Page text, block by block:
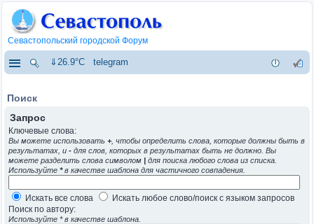
Севастопольский городской Форум
⇓26.9°C telegram
Поиск
Запрос
Ключевые слова:
Вы можете использовать +, чтобы определить слова, которые должны быть в
результатах, и - для слов, которых в результатах быть не должно. Вы
можете разделить слова символом | для поиска любого слова из списка.
Используйте *в качестве шаблона для частичного совпадения.
Искать все слова
Искать любое слово/поиск с языком запросов
Поиск по автору:
Используйте * в качестве шаблона.